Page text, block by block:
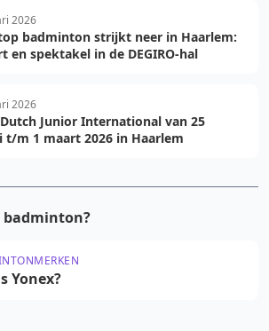
2026
badminton strijkt neer in Haarlem:
en spektakel in de DEGIRO-hal
2026
Dutch Junior International van 25
t/m 1 maart 2026 in Haarlem
badminton?
Yonex?